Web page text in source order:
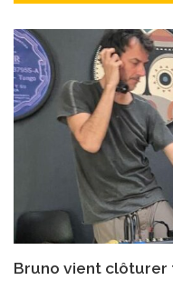
Bruno vient clôturer